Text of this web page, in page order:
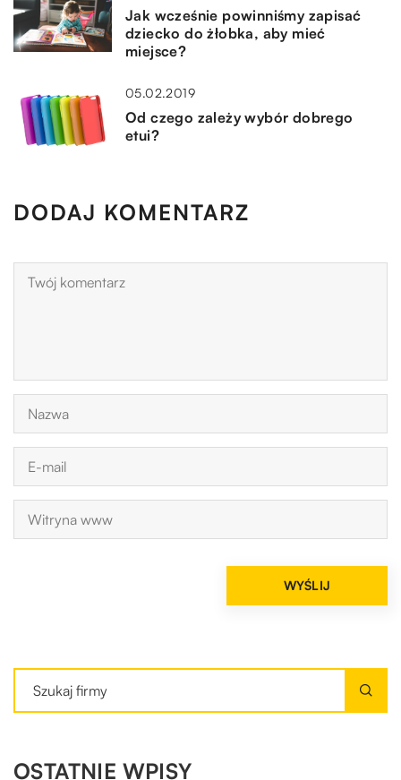
Jak wcześnie powinniśmy zapisać
dziecko do żłobka, aby mieć
miejsce?
05.02.2019
Od czego zależy wybór dobrego
etui?
DODAJ KOMENTARZ
OSTATNIE WPISY